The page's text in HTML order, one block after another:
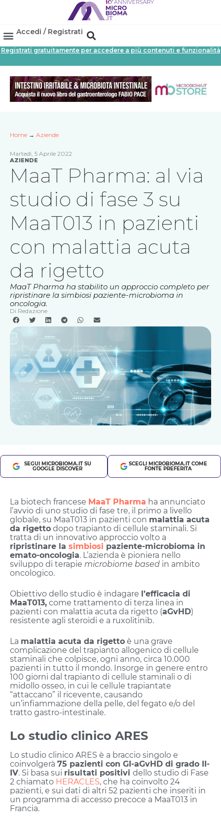
Accedi / Registrati
Registrati gratuitamente per accedere a più contenuti e funzionalità
Home → Aziende
Martedì, 5 Aprile 2022
AZIENDE
MaaT Pharma: al via
studio di fase 3 su
MaaT013 in pazienti
con malattia acuta
da rigetto
MaaT Pharma ha stabilito un approccio completo per
ripristinare la simbiosi paziente-microbioma in
oncologia.
Di Redazione
SEGUI MICROBIOMA.IT SU
GOOGLE DISCOVER
SCEGLI MICROBIOMA.IT COME
FONTE PREFERITA
La biotech francese MaaT Pharma ha annunciato
l’avvio di uno studio di fase tre, il primo a livello
globale, su MaaT013 in pazienti con malattia acuta
da rigetto dopo trapianto di cellule staminali. Si
tratta di un innovativo approccio volto a
ripristinare la simbiosi paziente-microbioma in
emato-oncologia. L’azienda è pioniera nello
sviluppo di terapie microbiome based in ambito
oncologico.
Obiettivo dello studio è indagare l’efficacia di
MaaT013, come trattamento di terza linea in
pazienti con malattia acuta da rigetto (aGvHD)
resistente agli steroidi e a ruxolitinib.
La malattia acuta da rigetto è una grave
complicazione del trapianto allogenico di cellule
staminali che colpisce, ogni anno, circa 10.000
pazienti in tutto il mondo. Insorge in genere entro
100 giorni dal trapianto di cellule staminali o di
midollo osseo, in cui le cellule trapiantate
“attaccano” il ricevente, causando
un’infiammazione della pelle, del fegato e/o del
tratto gastro-intestinale.
Lo studio clinico ARES
Lo studio clinico ARES è a braccio singolo e
coinvolgerà 75 pazienti con GI-aGvHD di grado II-
IV. Si basa sui risultati positivi dello studio di Fase
2 chiamato HERACLES, che ha coinvolto 24
pazienti, e sui dati di altri 52 pazienti che inseriti in
un programma di accesso precoce a MaaT013 in
Francia.